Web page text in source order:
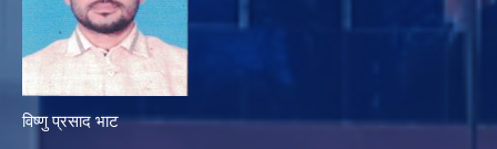
विष्णु प्रसाद भाट